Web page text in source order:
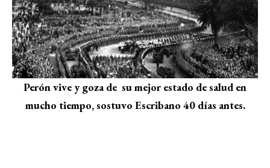
Perón vive y goza de su mejor estado de salud en
mucho tiempo, sostuvo Escribano 40 días antes.